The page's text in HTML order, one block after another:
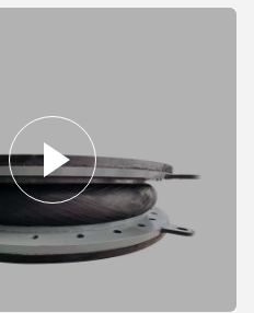
και καλή μείωση θορύβου